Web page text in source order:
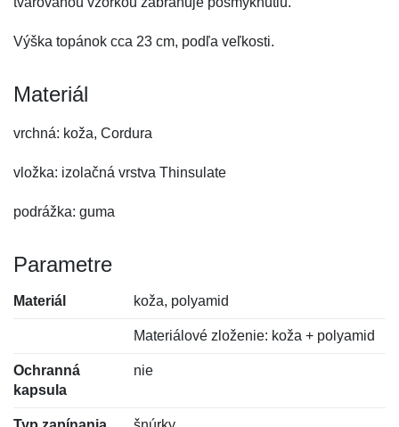
Výška topánok cca 23 cm, podľa veľkosti.
Materiál
vrchná: koža, Cordura
vložka: izolačná vrstva Thinsulate
podrážka: guma
Parametre
Materiál koža, polyamid
Materiálové zloženie: koža + polyamid
Ochranná
kapsula
nie